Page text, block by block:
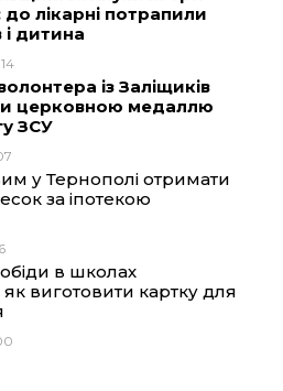
до лікарні потрапили
і дитина
із Заліщиків
церковною медаллю
ЗСУ
у Тернополі отримати
за іпотекою
в школах
виготовити картку для